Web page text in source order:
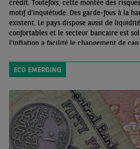
crédit. Toutefois, cette montée des
motif d’inquiétude. Des garde-fous à la
existent. Le pays dispose aussi de
confortables et le secteur bancaire est
l’inflation a facilité le changement de
salariales élevées.
ECO EMERGING